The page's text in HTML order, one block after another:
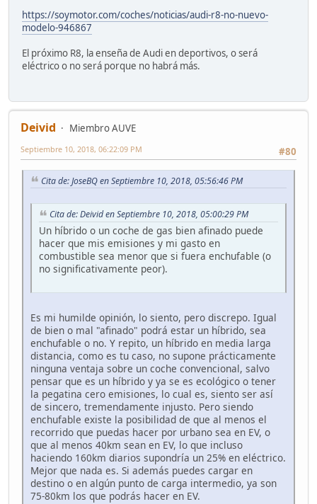
https://soymotor.com/coches/noticias/audi-r8-no-nuevo-
modelo-946867
El próximo R8, la enseña de Audi en deportivos, o será
eléctrico o no será porque no habrá más.
Deivid
Miembro AUVE
#80
Septiembre 10, 2018, 06:22:09 PM
Cita de: JoseBQ en Septiembre 10, 2018, 05:56:46 PM
Cita de: Deivid en Septiembre 10, 2018, 05:00:29 PM
Un híbrido o un coche de gas bien afinado puede
hacer que mis emisiones y mi gasto en
combustible sea menor que si fuera enchufable (o
no significativamente peor).
Es mi humilde opinión, lo siento, pero discrepo. Igual
de bien o mal "afinado" podrá estar un híbrido, sea
enchufable o no. Y repito, un híbrido en media larga
distancia, como es tu caso, no supone prácticamente
ninguna ventaja sobre un coche convencional, salvo
pensar que es un híbrido y ya se es ecológico o tener
la pegatina cero emisiones, lo cual es, siento ser así
de sincero, tremendamente injusto. Pero siendo
enchufable existe la posibilidad de que al menos el
recorrido que puedas hacer por urbano sea en EV, o
que al menos 40km sean en EV, lo que incluso
haciendo 160km diarios supondría un 25% en eléctrico.
Mejor que nada es. Si además puedes cargar en
destino o en algún punto de carga intermedio, ya son
75-80km los que podrás hacer en EV.